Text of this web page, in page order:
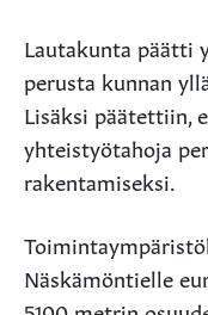
Lautakunta päätti
perusta kunnan
Lisäksi päätettiin,
yhteistyötahoja
rakentamiseksi.
Näskämöntielle